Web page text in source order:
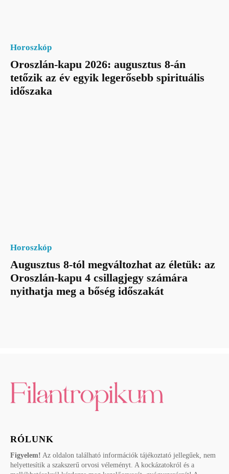
Horoszkóp
Oroszlán-kapu 2026: augusztus 8-án
tetőzik az év egyik legerősebb spirituális
időszaka
Horoszkóp
Augusztus 8-tól megváltozhat az életük: az
Oroszlán-kapu 4 csillagjegy számára
nyithatja meg a bőség időszakát
RÓLUNK
Figyelem! Az oldalon található információk tájékoztató jellegűek, nem
helyettesítik a szakszerű orvosi véleményt. A kockázatokról és a